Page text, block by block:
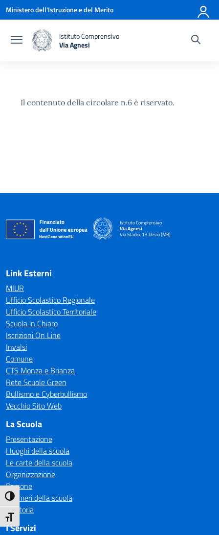
Attiva/disattiva alto contrasto
Attiva/disattiva dimensione testo
Vai ai contenuti
Vai al menu di navigazione
Vai al footer
Ministero dell'Istruzione e del Merito
Istituto Comprensivo
Via Agnesi
— Visita la pagina iniziale della scuola
Il contenuto della circolare n.6 è riservato.
Istituto Comprensivo
Via Agnesi
Via Stadio, 13 Desio (MB)
— Visita la pagina iniziale della scuola
Link Esterni
MIUR
Ufficio Scolastico Regionale
Ufficio Scolastico Territoriale
Scuola in Chiaro
Iscrizioni On Line
Invalsi
Comune
CTS Monza e Brianza
Rete Scuole Green
Bullismo e Cyberbullismo
Vecchio Sito Web
La Scuola
Presentazione
I luoghi della scuola
Le carte della scuola
Organizzazione
Persone
I numeri della scuola
La storia
I Servizi